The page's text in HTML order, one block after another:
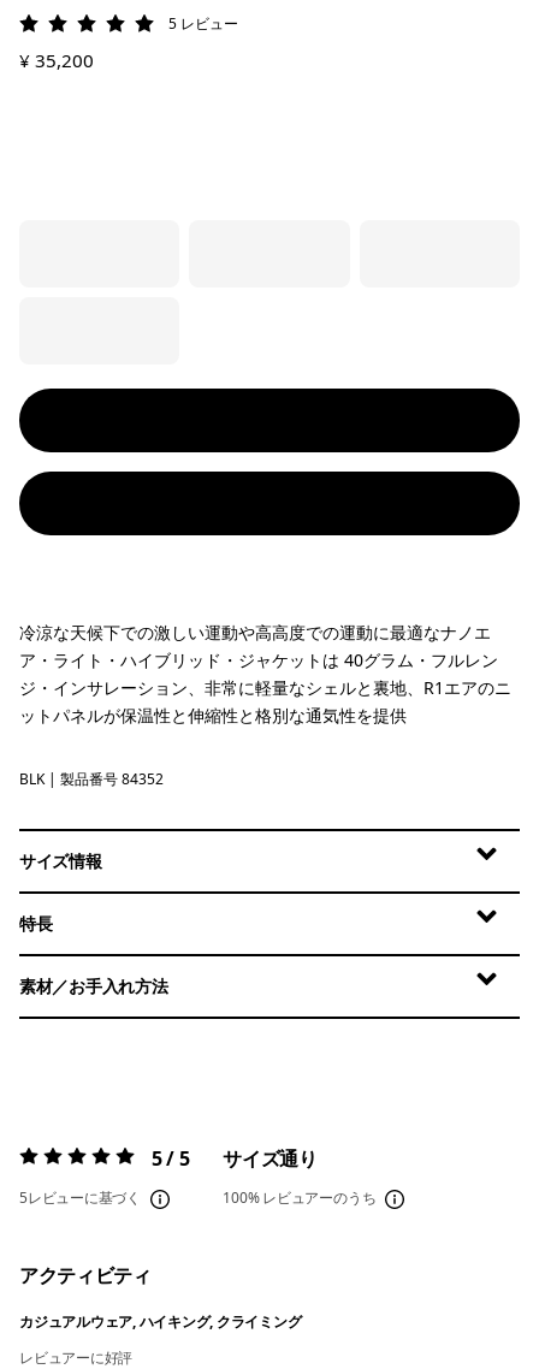
評価: 5 / 5 5 レビュー
¥ 35,200
冷涼な天候下での激しい運動や高高度での運動に最適なナノエ
ア・ライト・ハイブリッド・ジャケットは 40グラム・フルレン
ジ・インサレーション、非常に軽量なシェルと裏地、R1エアのニ
ットパネルが保温性と伸縮性と格別な通気性を提供
Black
BLK | 製品番号 84352
サイズ情報
特長
素材／お手入れ方法
評価:5 / 5 5 / 5
5レビューに基づく
サイズ通り
100% レビュアーのうち
アクティビティ
カジュアルウェア, ハイキング, クライミング
レビュアーに好評